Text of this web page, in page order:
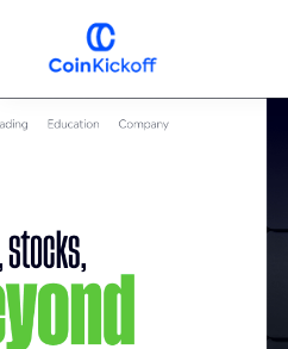
ン
コ
ン
ツ
へ
COIN
キ